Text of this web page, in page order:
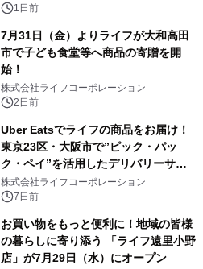
1日前
7月31日（金）よりライフが大和高田
市で子ども食堂等へ商品の寄贈を開
始！
株式会社ライフコーポレーション
2日前
Uber Eatsでライフの商品をお届け！
東京23区・大阪市で”ピック・パッ
ク・ペイ”を活用したデリバリーサー
ビスを開始
株式会社ライフコーポレーション
7日前
お買い物をもっと便利に！地域の皆様
の暮らしに寄り添う 「ライフ遠里小野
店」が7月29日（水）にオープン